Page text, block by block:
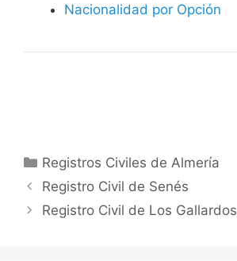
Nacionalidad por Opción
Categorías
Registros Civiles de Almería
Registro Civil de Senés
Registro Civil de Los Gallardos